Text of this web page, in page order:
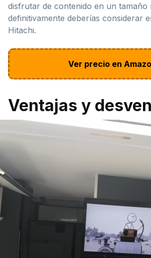
disfrutar de contenido en un tamaño
definitivamente deberías considerar
Hitachi.
Ver precio en
Ventajas y